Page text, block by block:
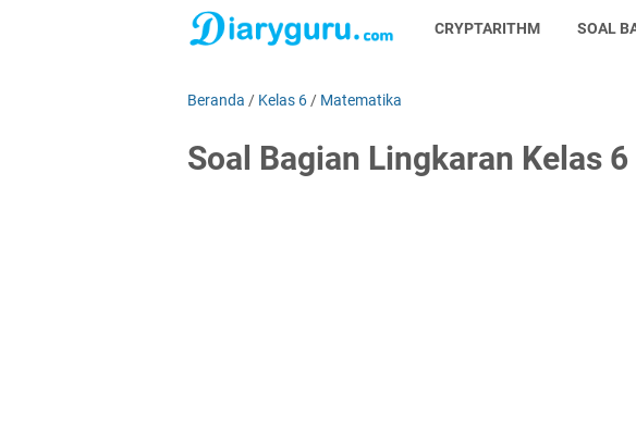
CRYPTARITHM SOAL
Beranda / Kelas 6 / Matematika
Soal Bagian Lingkaran Kelas 6